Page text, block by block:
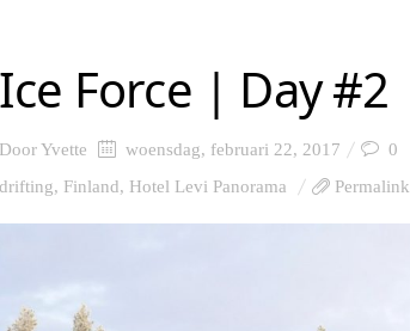
Ice Force | Day #2
DoorYvette woensdag, februari 22, 2017 0
drifting, Finland, Hotel Levi Panorama Permalink